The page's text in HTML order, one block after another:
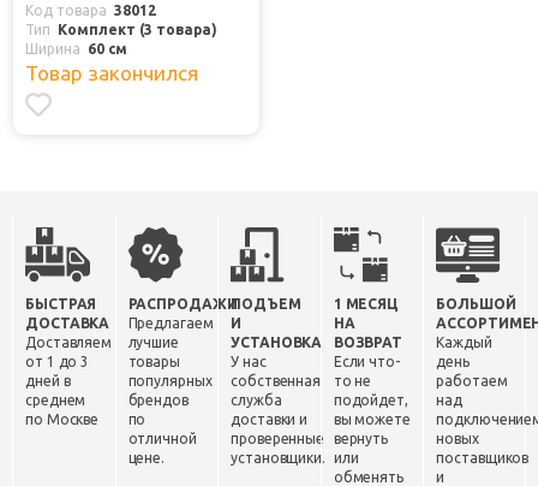
Код товара 38012
Тип
Комплект (3 товара)
Ширина
60 см
Товар закончился
БЫСТРАЯ
ДОСТАВКА
Доставляем
от 1 до 3
дней в
среднем
по Москве
РАСПРОДАЖИ
Предлагаем
лучшие
товары
популярных
брендов
по
отличной
цене.
ПОДЪЕМ
И
УСТАНОВКА
У нас
собственная
служба
доставки и
проверенные
установщики.
1 МЕСЯЦ
НА
ВОЗВРАТ
Если что-
то не
подойдет,
вы можете
вернуть
или
обменять
БОЛЬШОЙ
Каждый
день
работаем
над
новых
поставщиков
и